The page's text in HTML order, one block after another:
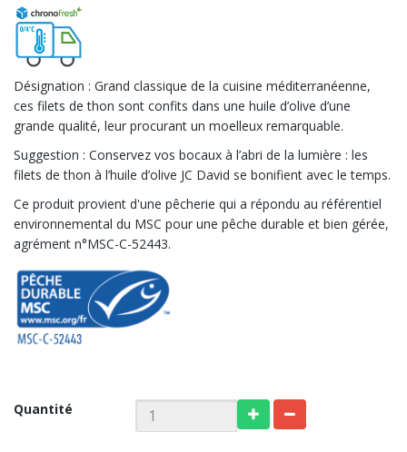
Désignation : Grand classique de la cuisine méditerranéenne,
ces filets de thon sont confits dans une huile d’olive d’une
grande qualité, leur procurant un moelleux remarquable.
Suggestion : Conservez vos bocaux à l’abri de la lumière : les
filets de thon à l’huile d’olive JC David se bonifient avec le temps.
Ce produit provient d'une pêcherie qui a répondu au référentiel
environnemental du MSC pour une pêche durable et bien gérée,
agrément n°MSC-C-52443.
Quantité